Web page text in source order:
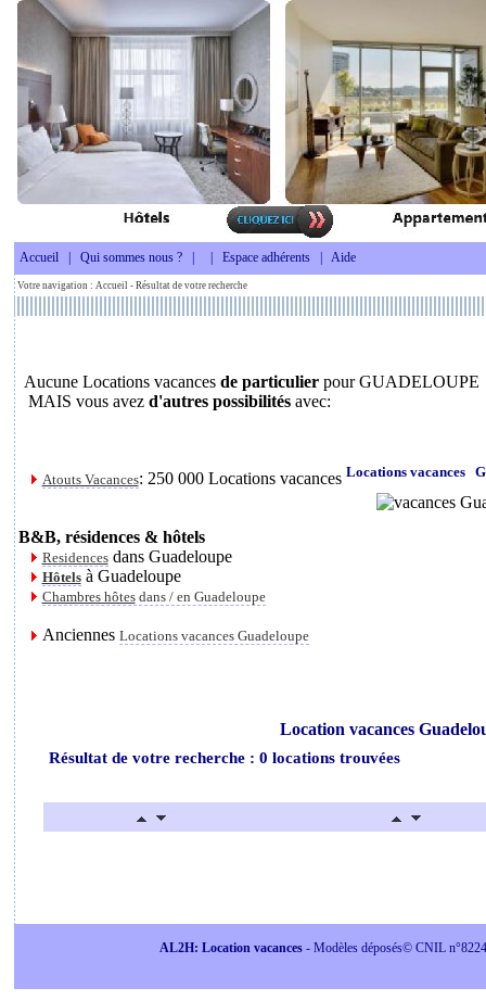
Accueil| Qui sommes nous ?| Espace adhérents| Aide
Votre navigation : Accueil- Résultat de votre recherche
Aucune Locations vacances de particulierpour GUADELOUPE
MAIS vous avez d'autres possibilitésavec:
Atouts Vacances: 250 000 Locations vacances
B&B, résidences & hôtels
Residencesdans Guadeloupe
Hôtelsà Guadeloupe
Chambres hôtesdans / en Guadeloupe
Anciennes Locations vacances Guadeloupe
Locations vacances
Location vacances
Résultat de votre recherche : 0 locations trouvées
AL2H: Location vacances- Modèles déposés© CNIL